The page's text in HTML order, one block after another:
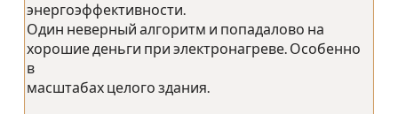
энергоэффективности.
Один неверный алгоритм и попадалово на
хорошие деньги при электронагреве. Особенно
в
масштабах целого здания.